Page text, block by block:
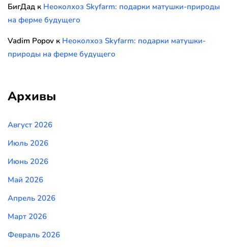
БигДад к Неоколхоз Skyfarm: подарки матушки-природы
на ферме будущего
Vadim Popov к Неоколхоз Skyfarm: подарки матушки-
природы на ферме будущего
Архивы
Август 2026
Июль 2026
Июнь 2026
Май 2026
Апрель 2026
Март 2026
Февраль 2026